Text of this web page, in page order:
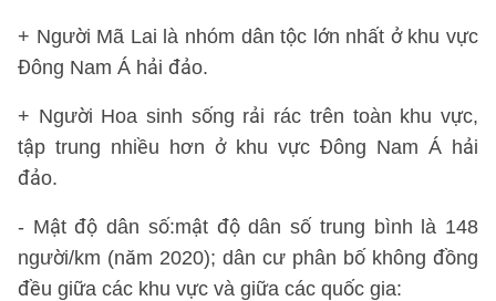
+ Người Mã Lai là nhóm dân tộc lớn nhất ở khu vực
Đông Nam Á hải đảo.
+ Người Hoa sinh sống rải rác trên toàn khu vực,
tập trung nhiều hơn ở khu vực Đông Nam Á hải
đảo.
- Mật độ dân số:mật độ dân số trung bình là 148
người/km (năm 2020); dân cư phân bố không đồng
đều giữa các khu vực và giữa các quốc gia: